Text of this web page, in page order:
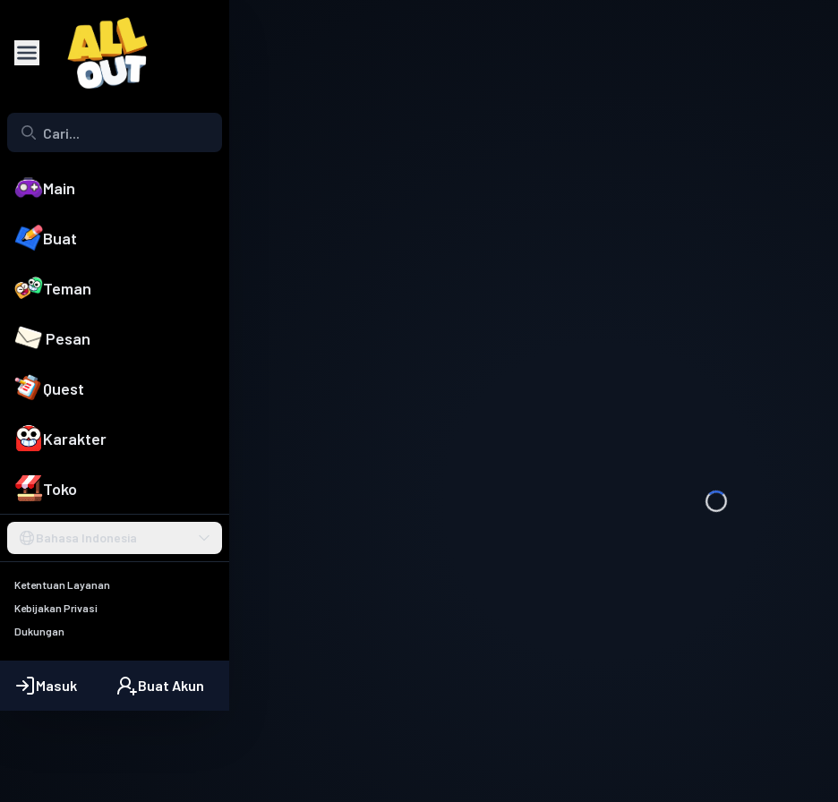
Main
Buat
Teman
Pesan
Quest
Karakter
Toko
Bahasa Indonesia
Ketentuan Layanan
Kebijakan Privasi
Dukungan
Masuk Buat Akun